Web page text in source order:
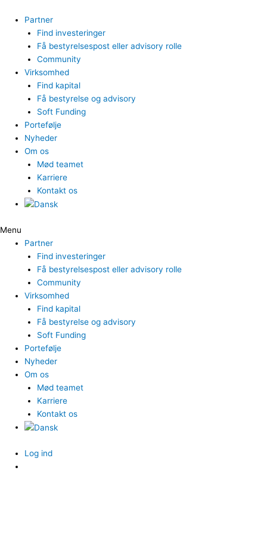
indholdet
Partner
Find investeringer
Få bestyrelsespost eller advisory rolle
Community
Virksomhed
Find kapital
Få bestyrelse og advisory
Soft Funding
Portefølje
Nyheder
Om os
Mød teamet
Karriere
Kontakt os
Menu
Partner
Find investeringer
Få bestyrelsespost eller advisory rolle
Community
Virksomhed
Find kapital
Få bestyrelse og advisory
Soft Funding
Portefølje
Nyheder
Om os
Mød teamet
Karriere
Kontakt os
Log ind